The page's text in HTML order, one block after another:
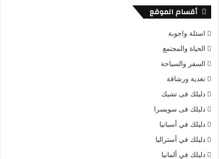
أقسام الموقع
اسئلة واجوبة
الحياة والمجتمع
السفر والسياحة
تغذية ورشاقة
دليلك فى تشيك
دليلك فى سويسرا
دليلك في أسبانيا
دليلك في أستراليا
دليلك في ألمانيا